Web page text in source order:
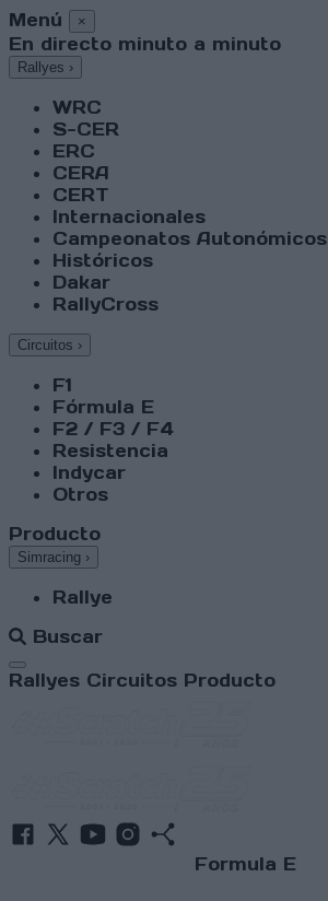
Menú ×
En directo minuto a minuto
Rallyes ›
WRC
S-CER
ERC
CERA
CERT
Internacionales
Campeonatos Autonómicos
Históricos
Dakar
RallyCross
Circuitos ›
F1
Fórmula E
F2 / F3 / F4
Resistencia
Indycar
Otros
Producto
Simracing ›
Rallye
Buscar
Abrir menú
Rallyes Circuitos Producto
Formula E